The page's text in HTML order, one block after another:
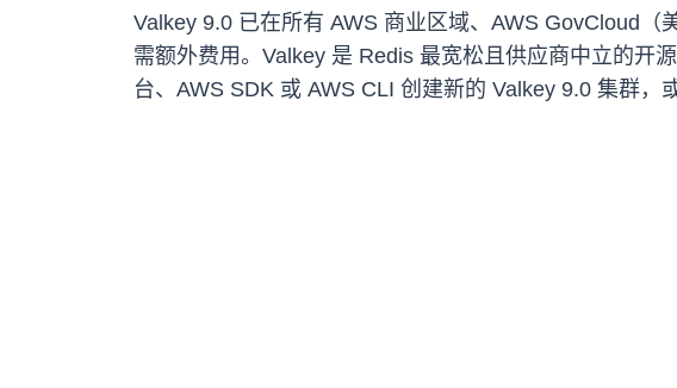
Valkey 9.0 已在所有 AWS 商业区域、AWS GovCloud
需额外费用。Valkey 是 Redis 最宽松且供应商中立的开
台、AWS SDK 或 AWS CLI 创建新的 Valkey 9.0 集群，